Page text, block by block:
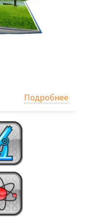
Подробнее